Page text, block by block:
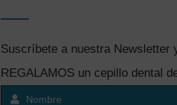
Suscríbete a nuestra Newsletter
REGALAMOS un cepillo dental